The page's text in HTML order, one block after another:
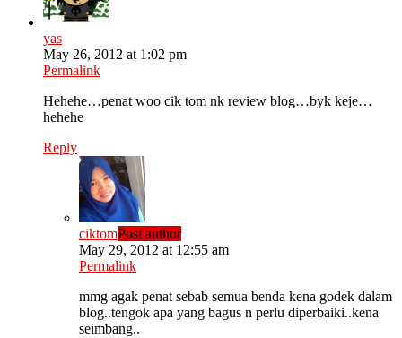
yas
May 26, 2012 at 1:02 pm
Permalink
Hehehe…penat woo cik tom nk review blog…byk keje…
hehehe
Reply
ciktomPost author
May 29, 2012 at 12:55 am
Permalink
mmg agak penat sebab semua benda kena godek dalam
blog..tengok apa yang bagus n perlu diperbaiki..kena
seimbang..